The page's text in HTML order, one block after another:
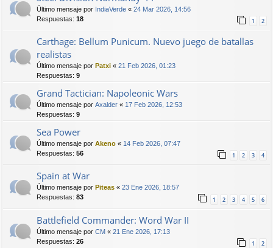
Último mensaje por IndiaVerde « 24 Mar 2026, 14:56
Respuestas: 18 1 2
Carthage: Bellum Punicum. Nuevo juego de batallas
realistas
Último mensaje por Patxi « 21 Feb 2026, 01:23
Respuestas: 9
Grand Tactician: Napoleonic Wars
Último mensaje por Axalder « 17 Feb 2026, 12:53
Respuestas: 9
Sea Power
Último mensaje por Akeno « 14 Feb 2026, 07:47
Respuestas: 56 1 2 3 4
Spain at War
Último mensaje por Piteas « 23 Ene 2026, 18:57
Respuestas: 83 1 2 3 4 5 6
Battlefield Commander: Word War II
Último mensaje por CM « 21 Ene 2026, 17:13
Respuestas: 26 1 2